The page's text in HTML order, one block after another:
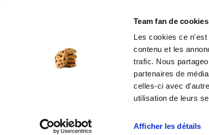
Team fan de
Les cookies ce
contenu et les
trafic. Nous
partenaires de
celles-ci avec
utilisation de leurs
Afficher les détails